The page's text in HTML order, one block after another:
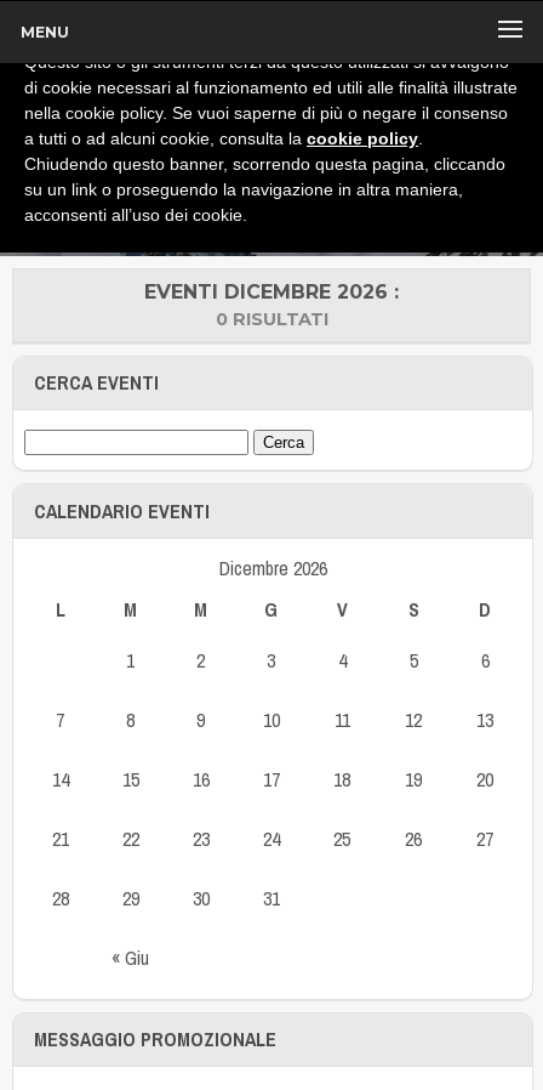
MENU
EVENTI DICEMBRE 2026 :
0 RISULTATI
CERCA EVENTI
CALENDARIO EVENTI
Dicembre 2026
L
M M G V S D
« Giu
1 2 3 4 5 6
7 8 9 10 11 12 13
14 15 16 17 18 19 20
21 22 23 24 25 26 27
28 29 30 31
MESSAGGIO PROMOZIONALE
x
Informativa
Questo sito o gli strumenti terzi da questo utilizzati si avvalgono
di cookie necessari al funzionamento ed utili alle finalità illustrate
nella cookie policy. Se vuoi saperne di più o negare il consenso
a tutti o ad alcuni cookie, consulta la cookie policy
Chiudendo questo banner, scorrendo questa pagina, cliccando
su un link o proseguendo la navigazione in altra maniera,
acconsenti all’uso dei cookie.